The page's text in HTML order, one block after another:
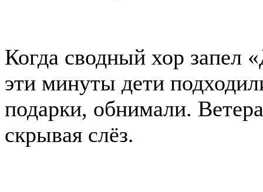
Когда сводный хор запел
эти минуты дети
подарки, обнимали.
скрывая слёз.